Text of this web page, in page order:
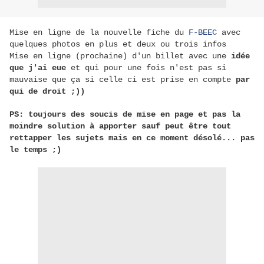
Mise en ligne de la nouvelle fiche du F-BEEC avec
quelques photos en plus et deux ou trois infos
Mise en ligne (prochaine) d'un billet avec une idée
que j'ai eue et qui pour une fois n'est pas si
mauvaise que ça si celle ci est prise en compte par
qui de droit ;))
PS: toujours des soucis de mise en page et pas la
moindre solution à apporter sauf peut être tout
rettapper les sujets mais en ce moment désolé... pas
le temps ;)